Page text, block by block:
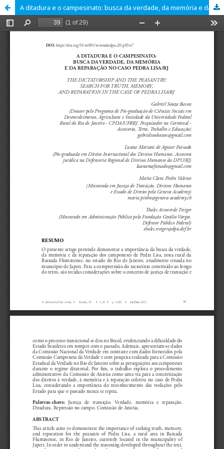
A ditadura e o campesinato: busca da verdade, da memória e da reparação no caso Pedra Lisa/RJ